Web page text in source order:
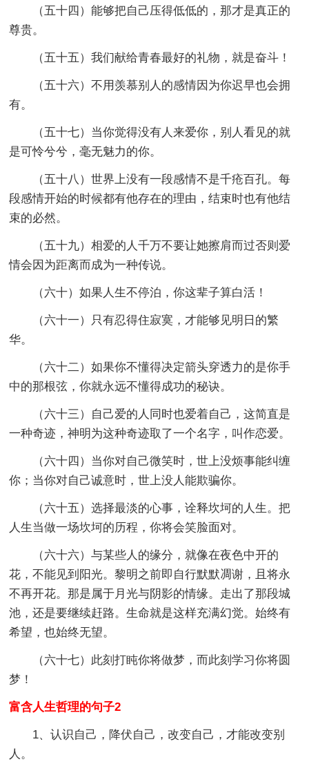
（五十四）能够把自己压得低低的，那才是真正的
尊贵。
（五十五）我们献给青春最好的礼物，就是奋斗！
（五十六）不用羡慕别人的感情因为你迟早也会拥
有。
（五十七）当你觉得没有人来爱你，别人看见的就
是可怜兮兮，毫无魅力的你。
（五十八）世界上没有一段感情不是千疮百孔。每
段感情开始的时候都有他存在的理由，结束时也有他结
束的必然。
（五十九）相爱的人千万不要让她擦肩而过否则爱
情会因为距离而成为一种传说。
（六十）如果人生不停泊，你这辈子算白活！
（六十一）只有忍得住寂寞，才能够见明日的繁
华。
（六十二）如果你不懂得决定箭头穿透力的是你手
中的那根弦，你就永远不懂得成功的秘诀。
（六十三）自己爱的人同时也爱着自己，这简直是
一种奇迹，神明为这种奇迹取了一个名字，叫作恋爱。
（六十四）当你对自己微笑时，世上没烦事能纠缠
你；当你对自己诚意时，世上没人能欺骗你。
（六十五）选择最淡的心事，诠释坎坷的人生。把
人生当做一场坎坷的历程，你将会笑脸面对。
（六十六）与某些人的缘分，就像在夜色中开的
花，不能见到阳光。黎明之前即自行默默凋谢，且将永
不再开花。那是属于月光与阴影的情缘。走出了那段城
池，还是要继续赶路。生命就是这样充满幻觉。始终有
希望，也始终无望。
（六十七）此刻打盹你将做梦，而此刻学习你将圆
梦！
富含人生哲理的句子2
1、认识自己，降伏自己，改变自己，才能改变别
人。